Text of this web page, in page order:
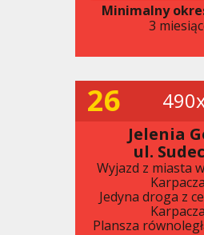
Minimalny
3
26
Jelenia
ul.
Wyjazd z miasta
Jedyna droga z
Plansza